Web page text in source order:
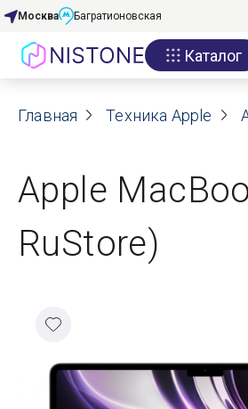
Акции
О нас
Реквизиты
Оплата
Москва Багратионовская
Каталог
Главная Техника Apple
Apple
RuStore)